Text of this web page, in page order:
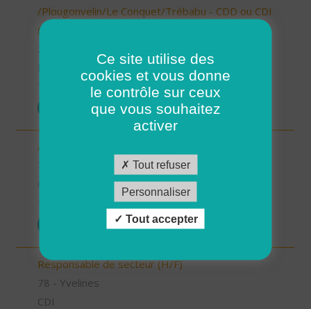
/Plougonvelin/Le Conquet/Trébabu - CDD ou CDI
(H/F)
Possibilité de CDI ou CDD
10/10/2025
POSTULER
Auxiliaire de vie sociale - Randens (73220) (H/F)
Responsable de secteur (H/F)
78 - Yvelines
CDI
Ce site utilise des
cookies et vous donne
le contrôle sur ceux
que vous souhaitez
activer
Tout refuser
Personnaliser
Tout accepter